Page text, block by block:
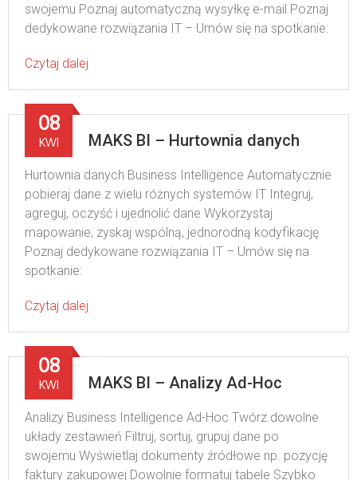
swojemu Poznaj automatyczną wysyłkę e-mail Poznaj
dedykowane rozwiązania IT – Umów się na spotkanie:
Czytaj dalej
MAKS BI – Hurtownia danych
08
KWI
Hurtownia danych Business Intelligence Automatycznie
pobieraj dane z wielu różnych systemów IT Integruj,
agreguj, oczyść i ujednolić dane Wykorzystaj
mapowanie, zyskaj wspólną, jednorodną kodyfikację
Poznaj dedykowane rozwiązania IT – Umów się na
spotkanie:
Czytaj dalej
MAKS BI – Analizy Ad-Hoc
08
KWI
Analizy Business Intelligence Ad-Hoc Twórz dowolne
układy zestawień Filtruj, sortuj, grupuj dane po
swojemu Wyświetlaj dokumenty źródłowe np. pozycję
faktury zakupowej Dowolnie formatuj tabele Szybko